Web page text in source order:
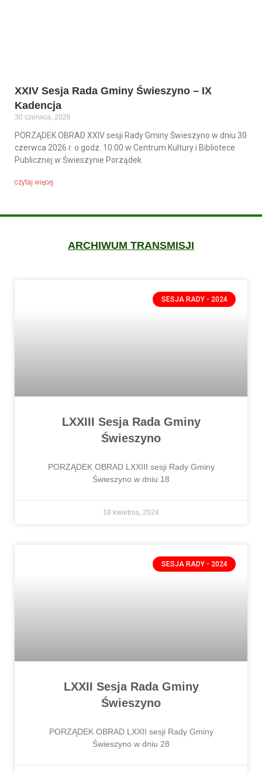
XXIV Sesja Rada Gminy Świeszyno – IX
Kadencja
30 czerwca, 2026
PORZĄDEK OBRAD XXIV sesji Rady Gminy Świeszyno w dniu 30
czerwca 2026 r. o godz. 10:00 w Centrum Kultury i Bibliotece
Publicznej w Świeszynie Porządek
czytaj więcej
ARCHIWUM TRANSMISJI
SESJA RADY - 2024
LXXIII Sesja Rada Gminy
Świeszyno
PORZĄDEK OBRAD LXXIII sesji Rady Gminy
Świeszyno w dniu 18
18 kwietnia, 2024
SESJA RADY - 2024
LXXII Sesja Rada Gminy
Świeszyno
PORZĄDEK OBRAD LXXII sesji Rady Gminy
Świeszyno w dniu 28